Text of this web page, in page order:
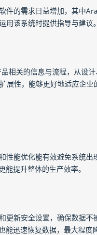
件的需求日益增加，其中
用该系统时提供指导与建议。
相关的信息与流程，从设
性，能够更好地适应企业
性能优化能有效避免系统出
提升整体的生产效率。
更新安全设置，确保数据不
迅速恢复数据，最大程度